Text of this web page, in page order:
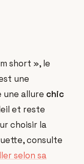
short », le
une
allure chic
et reste
choisir la
consulte
selon sa